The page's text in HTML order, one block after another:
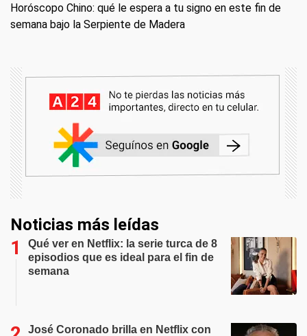
Horóscopo Chino: qué le espera a tu signo en este fin de
semana bajo la Serpiente de Madera
Noticias más leídas
Qué ver en Netflix: la serie turca de 8
episodios que es ideal para el fin de
semana
José Coronado brilla en Netflix con